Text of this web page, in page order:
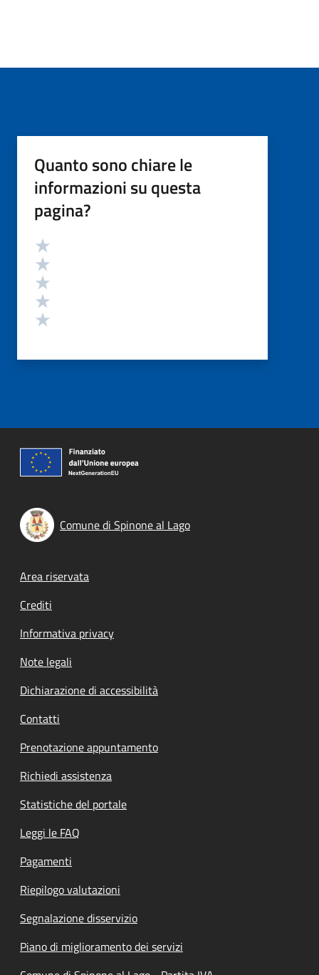
Quanto sono chiare le
informazioni su questa
pagina?
Valutazione
Comune di Spinone al Lago
Footer menu
Area riservata
Crediti
Informativa privacy
Note legali
Dichiarazione di accessibilità
Contatti
Prenotazione appuntamento
Richiedi assistenza
Statistiche del portale
Leggi le FAQ
Pagamenti
Riepilogo valutazioni
Segnalazione disservizio
Piano di miglioramento dei servizi